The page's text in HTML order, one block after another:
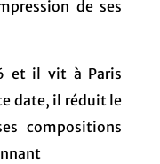
de ses
et il vit à Paris
date, il réduit le
compositions